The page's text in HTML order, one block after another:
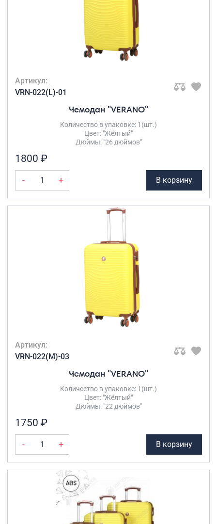
Артикул:
VRN-022(L)-01
Чемодан "VERANO"
Количество в упаковке: 1(шт.)
Цвет: "Жёлтый"
Дюймы: "26 дюймов"
1800 ₽
- + В корзину
Артикул:
VRN-022(M)-03
Чемодан "VERANO"
Количество в упаковке: 1(шт.)
Цвет: "Жёлтый"
Дюймы: "22 дюймов"
1750 ₽
- + В корзину